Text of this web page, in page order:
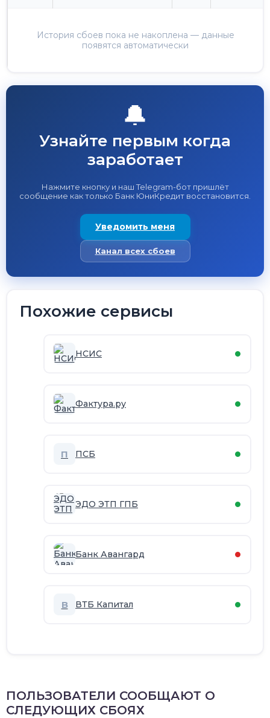
История сбоев пока не накоплена — данные
появятся автоматически
🔔
Узнайте первым когда
заработает
Нажмите кнопку и наш Telegram-бот пришлёт
сообщение как только Банк ЮниКредит восстановится.
Уведомить меня
Канал всех сбоев
Похожие сервисы
НСИС
Фактура.ру
П ПСБ
ЭДО ЭТП ГПБ
Банк Авангард
В ВТБ Капитал
ПОЛЬЗОВАТЕЛИ СООБЩАЮТ О
СЛЕДУЮЩИХ СБОЯХ